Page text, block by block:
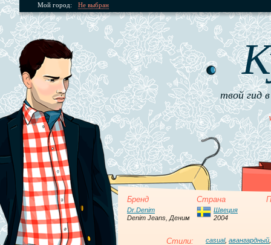
Мой город: Не выбран
твой гид
Бренд Страна
Dr.Denim
Denim Jeans, Деним
Швеция
2004
Стили: casual, авангардный